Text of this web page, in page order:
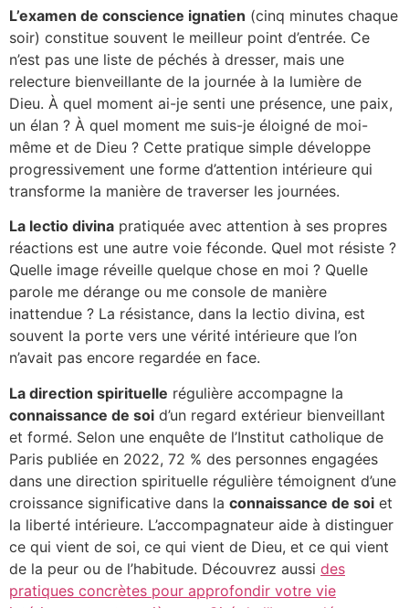
L’examen de conscience ignatien (cinq minutes chaque
soir) constitue souvent le meilleur point d’entrée. Ce
n’est pas une liste de péchés à dresser, mais une
relecture bienveillante de la journée à la lumière de
Dieu. À quel moment ai-je senti une présence, une paix,
un élan ? À quel moment me suis-je éloigné de moi-
même et de Dieu ? Cette pratique simple développe
progressivement une forme d’attention intérieure qui
transforme la manière de traverser les journées.
La lectio divina pratiquée avec attention à ses propres
réactions est une autre voie féconde. Quel mot résiste ?
Quelle image réveille quelque chose en moi ? Quelle
parole me dérange ou me console de manière
inattendue ? La résistance, dans la lectio divina, est
souvent la porte vers une vérité intérieure que l’on
n’avait pas encore regardée en face.
La direction spirituelle régulière accompagne la
connaissance de soi d’un regard extérieur bienveillant
et formé. Selon une enquête de l’Institut catholique de
Paris publiée en 2022, 72 % des personnes engagées
dans une direction spirituelle régulière témoignent d’une
croissance significative dans la connaissance de soi et
la liberté intérieure. L’accompagnateur aide à distinguer
ce qui vient de soi, ce qui vient de Dieu, et ce qui vient
de la peur ou de l’habitude. Découvrez aussi des
pratiques concrètes pour approfondir votre vie